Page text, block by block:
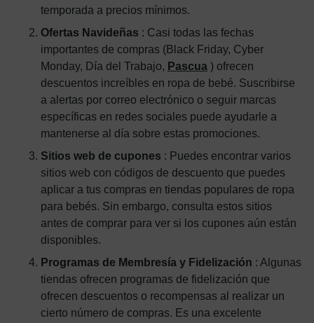
temporada a precios mínimos.
Ofertas Navideñas : Casi todas las fechas
importantes de compras (Black Friday, Cyber ​​
Monday, Día del Trabajo, Pascua ) ofrecen
descuentos increíbles en ropa de bebé. Suscribirse
a alertas por correo electrónico o seguir marcas
específicas en redes sociales puede ayudarle a
mantenerse al día sobre estas promociones.
Sitios web de cupones : Puedes encontrar varios
sitios web con códigos de descuento que puedes
aplicar a tus compras en tiendas populares de ropa
para bebés. Sin embargo, consulta estos sitios
antes de comprar para ver si los cupones aún están
disponibles.
Programas de Membresía y Fidelización : Algunas
tiendas ofrecen programas de fidelización que
ofrecen descuentos o recompensas al realizar un
cierto número de compras. Es una excelente